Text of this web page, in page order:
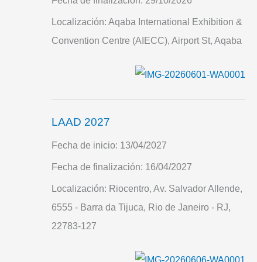
Localización: Aqaba International Exhibition &
Convention Centre (AIECC), Airport St, Aqaba
LAAD 2027
Fecha de inicio: 13/04/2027
Fecha de finalización: 16/04/2027
Localización: Riocentro, Av. Salvador Allende,
6555 - Barra da Tijuca, Rio de Janeiro - RJ,
22783-127